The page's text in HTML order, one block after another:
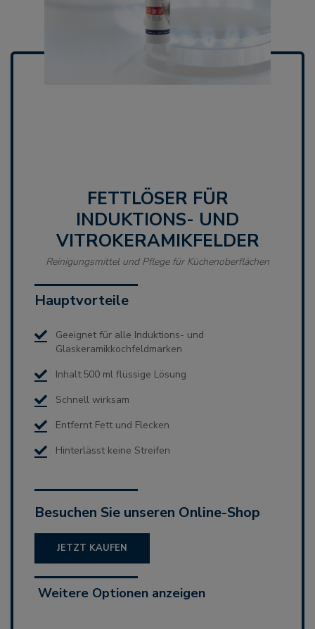
FETTLÖSER FÜR
INDUKTIONS- UND
VITROKERAMIKFELDER
Reinigungsmittel und Pflege für Küchenoberflächen
Hauptvorteile
Geeignet für alle Induktions- und
Glaskeramikkochfeldmarken
Inhalt:500 ml flüssige Lösung
Schnell wirksam
Entfernt Fett und Flecken
Hinterlässt keine Streifen
Besuchen Sie unseren Online-Shop
JETZT KAUFEN
Weitere Optionen anzeigen